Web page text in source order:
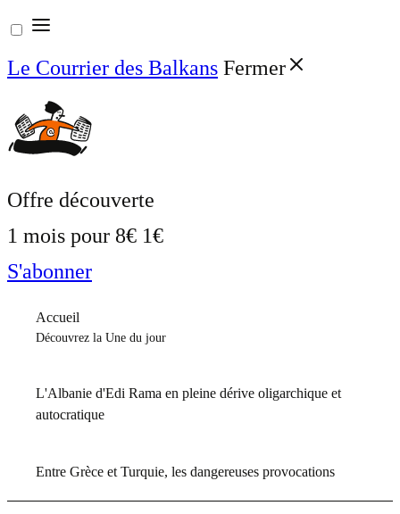
Aller
au
contenu
Le Courrier des Balkans Fermer
Offre découverte
1 mois pour 8€ 1€
S'abonner
Accueil
Découvrez la Une du jour
L'Albanie d'Edi Rama en pleine dérive oligarchique et
autocratique
Entre Grèce et Turquie, les dangereuses provocations